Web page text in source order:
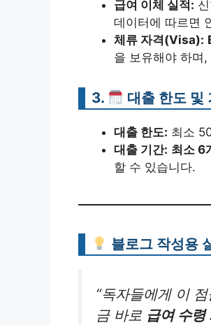
급여 이체 실적:
데이터에 따르면
체류 자격(Visa):
을 보유해야 하며,
3. 대출 한도 및
대출 한도: 최소
대출 기간: 최소 6
할 수 있습니다.
블로그 작성용
“독자들에게 이
금 바로 급여 수